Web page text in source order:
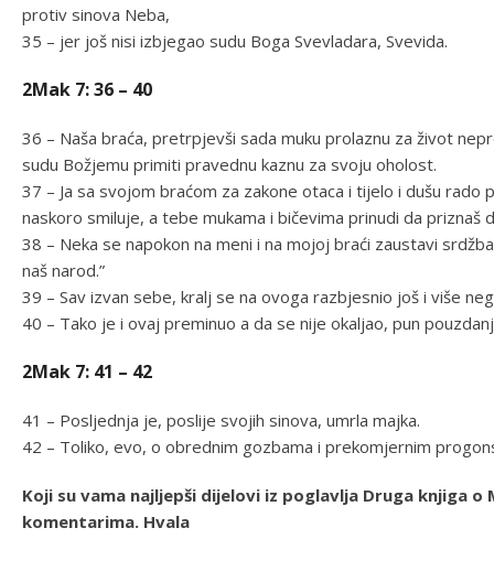
protiv sinova Neba,
35 – jer još nisi izbjegao sudu Boga Svevladara, Svevida.
2Mak 7: 36 – 40
36 – Naša braća, pretrpjevši sada muku prolaznu za život
sudu Božjemu primiti pravednu kaznu za svoju oholost.
37 – Ja sa svojom braćom za zakone otaca i tijelo i dušu
naskoro smiluje, a tebe mukama i bičevima prinudi da priznaš
38 – Neka se napokon na meni i na mojoj braći zaustavi
naš narod.”
39 – Sav izvan sebe, kralj se na ovoga razbjesnio još i više
40 – Tako je i ovaj preminuo a da se nije okaljao, pun
2Mak 7: 41 – 42
41 – Posljednja je, poslije svojih sinova, umrla majka.
42 – Toliko, evo, o obrednim gozbama i prekomjernim
Koji su vama najljepši dijelovi iz poglavlja Druga knjiga o
komentarima. Hvala